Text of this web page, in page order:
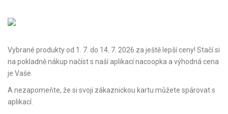
Vybrané produkty od 1. 7. do 14. 7. 2026 za ještě lepší ceny! Stačí si
na pokladně nákup načíst s naší aplikací nacoopka a výhodná cena
je Vaše.
A nezapomeňte, že si svoji zákaznickou kartu můžete spárovat s
aplikací.